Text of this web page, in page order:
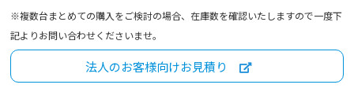
※複数台まとめての購入をご検討の場合、在庫数を確認いたしますので一度下
記よりお問い合わせくださいませ。
法人のお客様向けお見積り